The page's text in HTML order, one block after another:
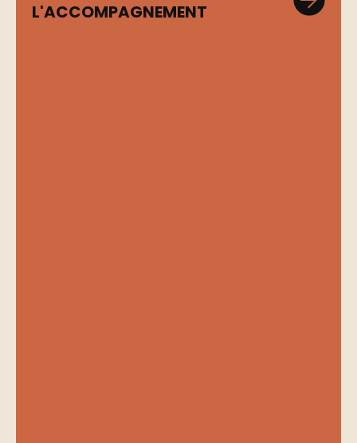
L'ACCOMPAGNEMENT